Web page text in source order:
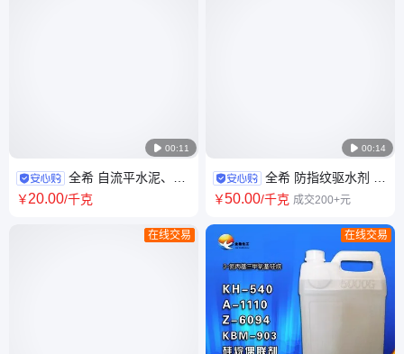
 00:11
全希 自流平水泥、洗
衣粉、工业变性淀粉、固体消
￥20.00/千克
在线交易
 00:14
全希 防指纹驱水剂 十
七氟癸基三甲氧基硅烷硅烷偶
￥50.00/千克 成交200+元
在线交易